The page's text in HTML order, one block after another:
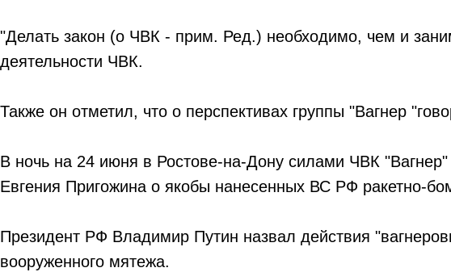
"Делать закон (о ЧВК - прим. Ред.) необходимо, чем и
деятельности ЧВК.
Также он отметил, что о перспективах группы "Вагнер
В ночь на 24 июня в Ростове-на-Дону силами ЧВК
Евгения Пригожина о якобы нанесенных ВС РФ ракетно-
Президент РФ Владимир Путин назвал действия
вооруженного мятежа.